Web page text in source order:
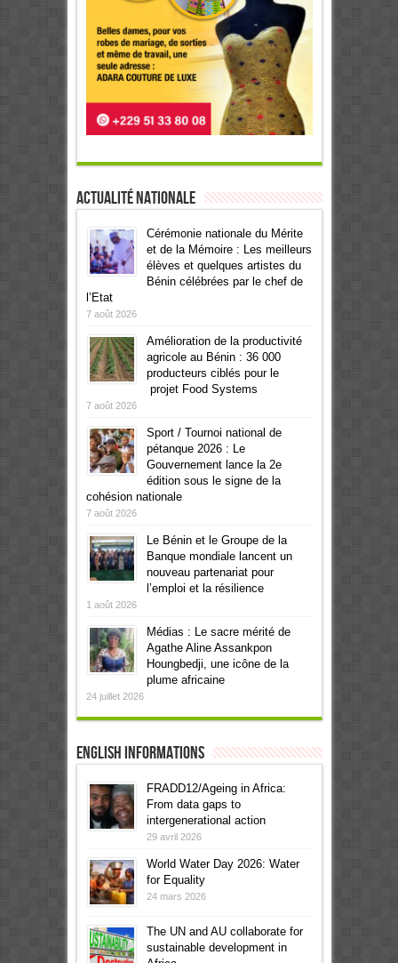
Actualité Nationale
Cérémonie nationale du Mérite
et de la Mémoire : Les meilleurs
élèves et quelques artistes du
Bénin célébrées par le chef de
l’Etat
7 août 2026
Amélioration de la productivité
agricole au Bénin : 36 000
producteurs ciblés pour le
projet Food Systems
7 août 2026
Sport / Tournoi national de
pétanque 2026 : Le
Gouvernement lance la 2e
édition sous le signe de la
cohésion nationale
7 août 2026
Le Bénin et le Groupe de la
Banque mondiale lancent un
nouveau partenariat pour
l’emploi et la résilience
1 août 2026
Médias : Le sacre mérité de
Agathe Aline Assankpon
Houngbedji, une icône de la
plume africaine
24 juillet 2026
English informations
FRADD12/Ageing in Africa:
From data gaps to
intergenerational action
29 avril 2026
World Water Day 2026: Water
for Equality
24 mars 2026
The UN and AU collaborate for
sustainable development in